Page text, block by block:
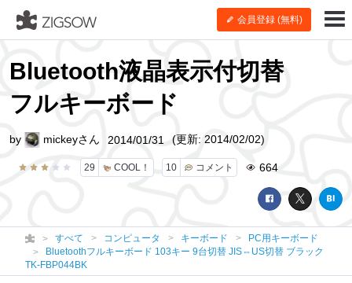
会員登録 (無料)
Bluetooth液晶表示付切替
フルキーボード
29 COOL！ 10 コメント 664
by mickeyさん 2014/01/31 (更新: 2014/02/02)
すべて コンピュータ キーボード
PC用キーボード
Bluetoothフルキーボード 103キー 9台切替 JIS⇔US切替 ブラック
TK-FBP044BK